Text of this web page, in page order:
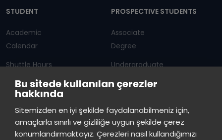
Bu sitede kullanılan çerezler
hakkında
Sitemizden en iyi şekilde faydalanabilmeniz için,
amaçlarla sınırlı ve gizliliğe uygun şekilde çerez
konumlandırmaktayız. Çerezleri nasıl kullandığımızı
STUDENT
Academic
Calendar
Shuttle Hours
Announcements
PROSPECTIVE STUDENTS
Associate
Degree
Undergraduate
Graduate Programs
ISTINYE